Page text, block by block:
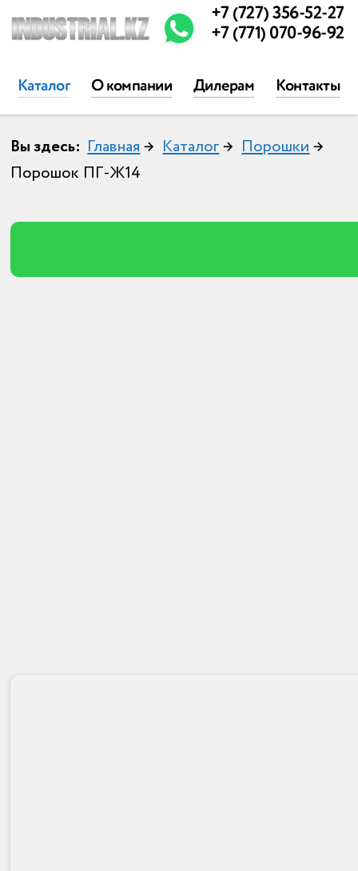
Каталог О компании Дилерам Контакты
+7 (727) 356-52-27
+7 (771) 070-96-92
Вы здесь: Главная → Каталог→ Порошки →
Порошок ПГ-Ж14